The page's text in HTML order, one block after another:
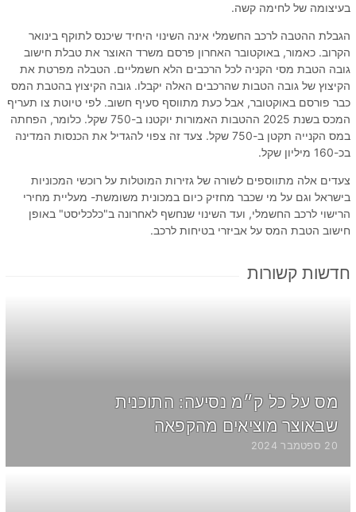
בעיצומה של לחימה קשה.
הגבלת ההטבה לרכב החשמלי אינה השינוי היחיד שיכנס לתוקף בינואר
הקרוב. כאמור, באוקטובר האחרון פרסם משרד האוצר את טבלת חישוב
גובה הטבת מסי הקניה לכל הרכבים הלא חשמליים. הטבלה מפרטת את
הקיצוץ של גובה הטבות שהרכבים האלה יקבלו. גובה הקיצוץ בהטבת המס
כבר פורסם באוקטובר, אבל כעת מתווסף סעיף חשוב. לפי טיוטת צו תעריף
המכס בשנת 2025 ההטבות האמורות יוקטנו ב-750 שקל. כלומר, הפחתה
במס הקנייה תקטן ב-750 שקל. צעד זה צפוי להגדיל את הכנסות המדינה
בכ-160 מיליון שקל.
צעדים אלה מתווספים לשורה של גזירות המוטלות על רוכשי המכוניות
בישראל וגם על מי שכבר מחזיק כיום במכונית משומשת- מעליית מחירי
הרישוי לרכב החשמלי, ועד השינוי שנחשף לאחרונה ב"כלכליסט" באופן
חישוב הטבת המס על אביזרי בטיחות לרכב.
חדשות קשורות
מס על כל ק״מ נסיעה: התוכנית
שבאוצר מוציאים מהקפאה
20 ספטמבר 2024